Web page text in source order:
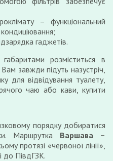
– функціональний
гаджетів.
розміститься в
Вам завжди підуть назустріч,
для відвідування туалету,
чаю або кави, купити
порядку добиратися
Маршрутка
Варшава –
протязі «червоної лінії»,
до ПівдГЗК.